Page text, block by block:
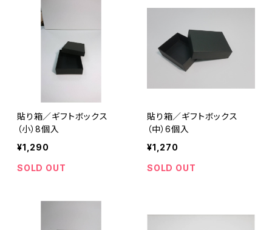
貼り箱／ギフトボックス
（小）8個入
¥1,290
SOLD OUT
貼り箱／ギフトボックス
（中）6個入
¥1,270
SOLD OUT